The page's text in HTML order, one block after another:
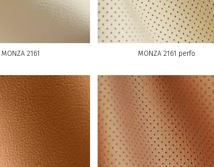
MONZA 2161 MONZA 2161 perfo